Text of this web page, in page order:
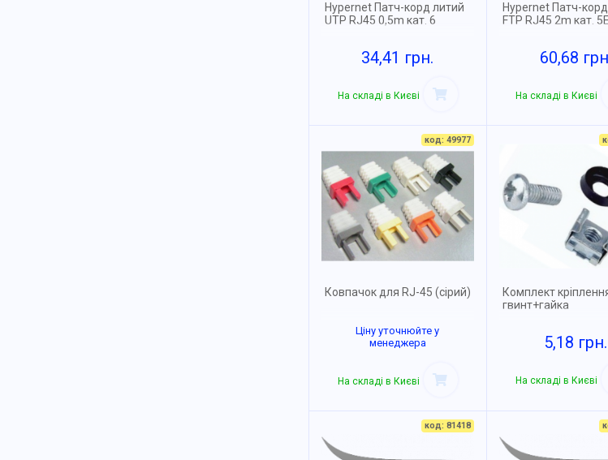
Hypernet Патч-корд литий
UTP RJ45 0,5m кат. 6
34,41 грн.
На складі в Києві
Hypernet Патч-
FTP RJ45 2m кат. 5Е
60,68
На складі в Києві
код: 49977
Ковпачок для RJ-45 (сірий)
Ціну уточнюйте у
менеджера
На складі в Києві
Комплект
гвинт+гайка
5,18 грн.
На складі в Києві
код: 81418